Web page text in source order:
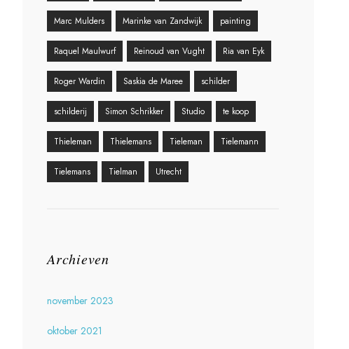
Marc Mulders Marinke van Zandwijk painting
Raquel Maulwurf Reinoud van Vught Ria van Eyk
Roger Wardin Saskia de Maree schilder
schilderij Simon Schrikker Studio te koop
Thieleman Thielemans Tieleman Tielemann
Tielemans Tielman Utrecht
Archieven
november 2023
oktober 2021